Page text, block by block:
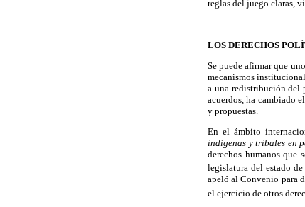
reglas del juego claras,
LOS DERECHOS
Se puede afirmar que
mecanismos
a una redistribución del
acuerdos, ha cambiado
y propuestas.
En el ámbito
indígenas y tribales en
derechos humanos que
legislatura del estado
apeló al Convenio para
el ejercicio de otros